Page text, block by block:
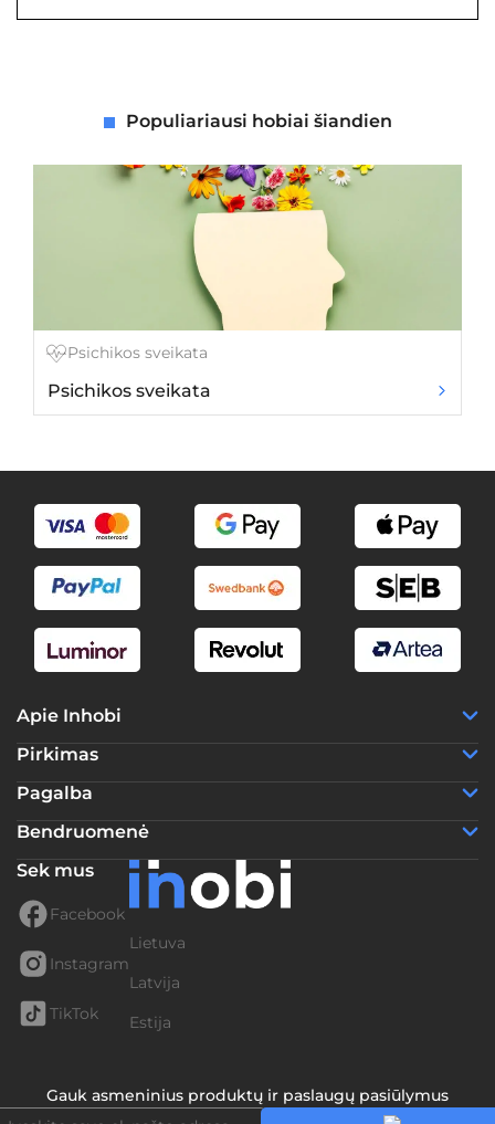
Populiariausi hobiai šiandien
Psichikos sveikata
Psichikos sveikata
Apie Inhobi
Pirkimas
Pagalba
Bendruomenė
Sek mus
Facebook
Instagram
TikTok
Lietuva
Latvija
Estija
Gauk asmeninius produktų ir paslaugų pasiūlymus